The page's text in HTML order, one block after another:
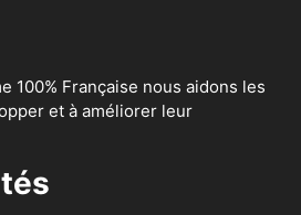
100% Française nous aidons les
et à améliorer leur